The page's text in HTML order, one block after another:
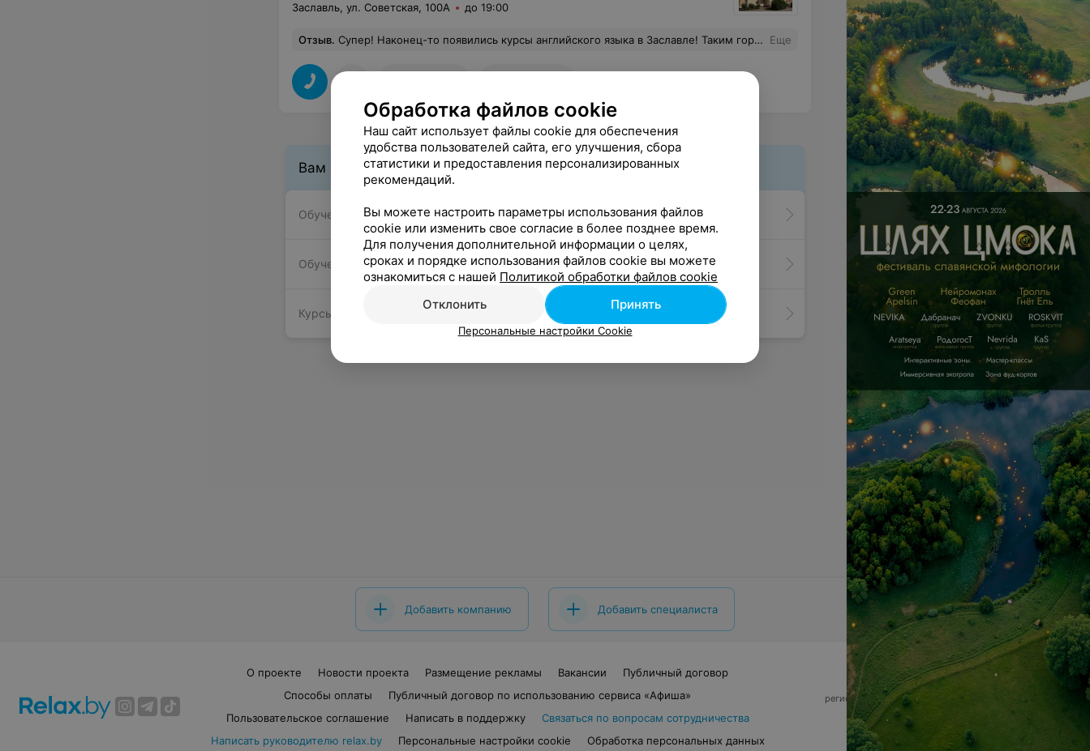
Заславль, ул. Советская, 100А до 19:00
Отзыв. Супер! Наконец-то появились курсы английского языка в Заславле! Таким городам полезно пополнение к инфраструктуре, а тем более брендом EnglishPapa! Желаю много студентов) Успехов! Еще
Вам будет интересно
Обучение в Заславле
Обучение теннису в Заславле
Курсы программирования в Заславле
Добавить компанию Добавить специалиста
О проекте Новости проекта Размещение рекламы Вакансии
Публичный договор
Способы оплаты
Публичный договор по использованию сервиса «Афиша»
Пользовательское соглашение
Написать в поддержку
Связаться по вопросам сотрудничества
Написать руководителю relax.by
Персональные настройки cookie Обработка персональных данных
© 2026 ООО «Артокс Лаб», УНП 191700409,
регистрирующий орган - Минский горисполком
220012, Республика Беларусь, г. Минск,
улица Толбухина, 2, пом. 16 | info@relax.by
Обработка файлов cookie
Наш сайт использует файлы cookie для обеспечения
удобства пользователей сайта, его улучшения, сбора
статистики и предоставления персонализированных
рекомендаций.
Вы можете настроить параметры использования файлов
cookie или изменить свое согласие в более позднее время.
Для получения дополнительной информации о целях,
сроках и порядке использования файлов cookie вы можете
ознакомиться с нашей Политикой обработки файлов cookie
Отклонить
Принять
Персональные настройки Cookie